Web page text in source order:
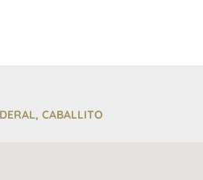
CABALLITO